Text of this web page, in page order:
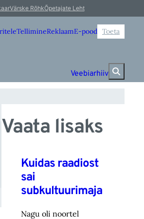
Värske RõhkÕpetajate Leht
TellimineReklaamE-pood Toeta
Veebiarhiiv
Vaata lisaks
Kuidas raadiost
sai
subkultuurimaja
Nagu oli noortel